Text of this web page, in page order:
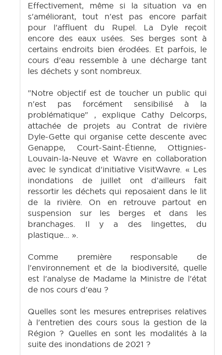
Effectivement, même si la situation va en
s'améliorant, tout n'est pas encore parfait
pour l'affluent du Rupel. La Dyle reçoit
encore des eaux usées. Ses berges sont à
certains endroits bien érodées. Et parfois, le
cours d'eau ressemble à une décharge tant
les déchets y sont nombreux.
"Notre objectif est de toucher un public qui
n'est pas forcément sensibilisé à la
problématique" , explique Cathy Delcorps,
attachée de projets au Contrat de rivière
Dyle-Gette qui organise cette descente avec
Genappe, Court-Saint-Étienne, Ottignies-
Louvain-la-Neuve et Wavre en collaboration
avec le syndicat d'initiative VisitWavre. « Les
inondations de juillet ont d'ailleurs fait
ressortir les déchets qui reposaient dans le lit
de la rivière. On en retrouve partout en
suspension sur les berges et dans les
branchages. Il y a des lingettes, du
plastique… ».
Comme première responsable de
l'environnement et de la biodiversité, quelle
est l'analyse de Madame la Ministre de l'état
de nos cours d'eau ?
Quelles sont les mesures entreprises relatives
à l'entretien des cours sous la gestion de la
Région ? Quelles en sont les modalités à la
suite des inondations de 2021 ?